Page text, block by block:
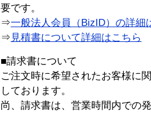
要です。
⇒一般法人会員（BizID）の詳細
⇒ 見積書について詳細はこちら
■請求書について
ご注文時に希望されたお客様に
しております。
尚、請求書は、営業時間内での